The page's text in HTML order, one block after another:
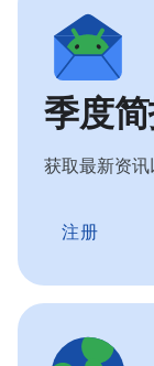
季度
获取最新资讯
注册